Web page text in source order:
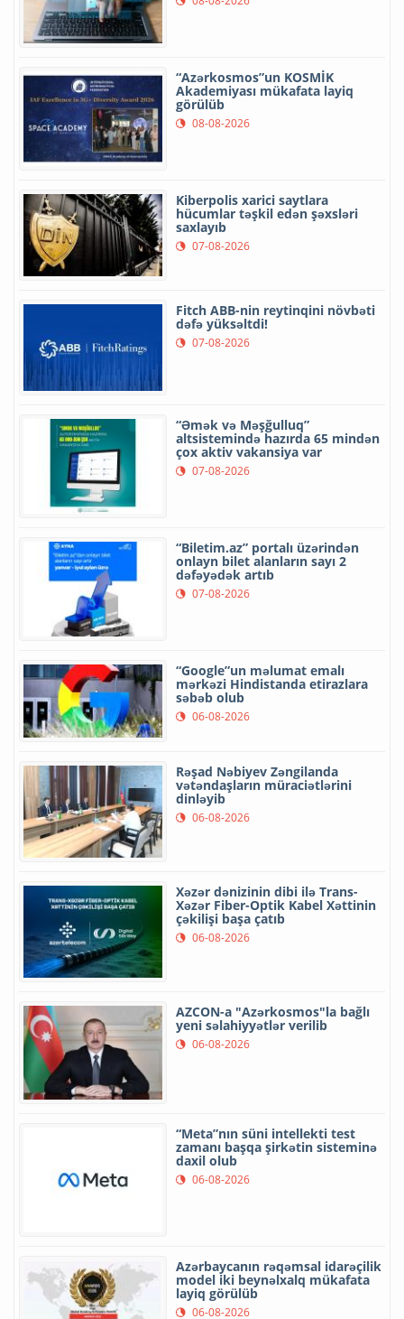
“Azərkosmos”un KOSMİK
Akademiyası mükafata layiq
görülüb
08-08-2026
Kiberpolis xarici saytlara
hücumlar təşkil edən şəxsləri
saxlayıb
07-08-2026
Fitch ABB-nin reytinqini növbəti
dəfə yüksəltdi!
07-08-2026
“Əmək və Məşğulluq”
altsistemində hazırda 65 mindən
çox aktiv vakansiya var
07-08-2026
“Biletim.az” portalı üzərindən
onlayn bilet alanların sayı 2
dəfəyədək artıb
07-08-2026
“Google”un məlumat emalı
mərkəzi Hindistanda etirazlara
səbəb olub
06-08-2026
Rəşad Nəbiyev Zəngilanda
vətəndaşların müraciətlərini
dinləyib
06-08-2026
Xəzər dənizinin dibi ilə Trans-
Xəzər Fiber-Optik Kabel Xəttinin
çəkilişi başa çatıb
06-08-2026
AZCON-a "Azərkosmos"la bağlı
yeni səlahiyyətlər verilib
06-08-2026
“Meta”nın süni intellekti test
zamanı başqa şirkətin sisteminə
daxil olub
06-08-2026
Azərbaycanın rəqəmsal idarəçilik
model iki beynəlxalq mükafata
layiq görülüb
06-08-2026